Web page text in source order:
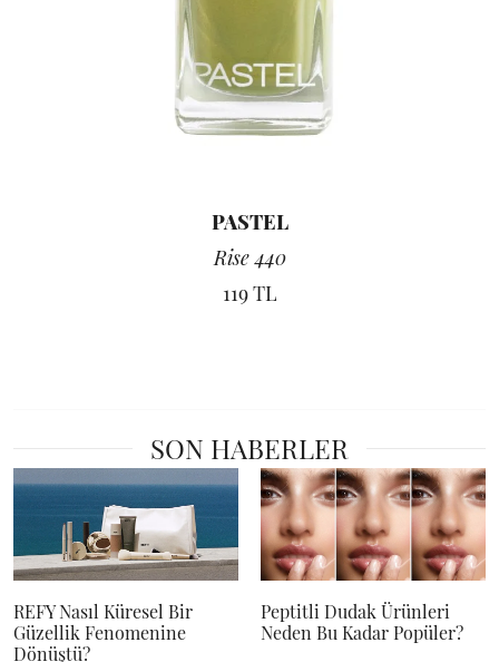
PASTEL
Rise 440
119 TL
SON HABERLER
REFY Nasıl Küresel Bir
Güzellik Fenomenine
Dönüştü?
Peptitli Dudak Ürünleri
Neden Bu Kadar Popüler?